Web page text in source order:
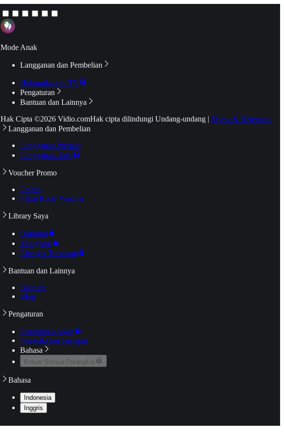
Mode Anak
Langganan dan Pembelian
Hubungkan ke TV
Pengaturan
Bantuan dan Lainnya
Hak Cipta ©2026 Vidio.comHak cipta dilindungi Undang-undang | Syarat & Ketentuan
Langganan dan Pembelian
Langganan Premier
Langganan Aktif
Voucher Promo
Promo
Pakai Kode Voucher
Library Saya
Daftarku
Mengikuti
Riwayat Tontonan
Bantuan dan Lainnya
Bantuan
Blog
Pengaturan
Pengaturan Akun
Pemeriksaan Jaringan
Bahasa
Keluar Semua Perangkat
Bahasa
Indonesia
Inggris